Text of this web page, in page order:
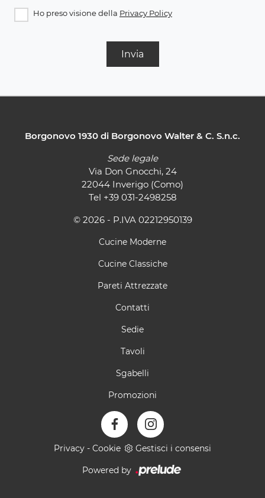
Ho preso visione della Privacy Policy
Invia
Borgonovo 1930 di Borgonovo Walter & C. S.n.c.
Sede legale
Via Don Gnocchi, 24
22044 Inverigo (Como)
Tel +39 031-2498258
© 2026 - P.IVA 02212950139
Cucine Moderne
Cucine Classiche
Pareti Attrezzate
Contatti
Sedie
Tavoli
Sgabelli
Promozioni
Privacy - Cookie Gestisci i consensi
Powered by